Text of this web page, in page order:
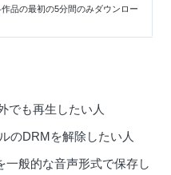
品の最初の5分間のみダウンロー
でも再生したい人
のDRMを解除したい人
般的な音声形式で保存し